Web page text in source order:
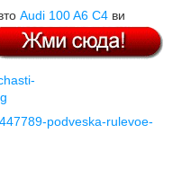
Audi 100 A6 C4 ви
podveska-rulevoe-